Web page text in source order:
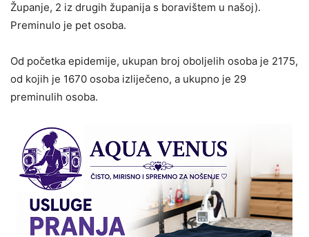
Županje, 2 iz drugih županija s boravištem u našoj).
Preminulo je pet osoba.
Od početka epidemije, ukupan broj oboljelih osoba je 2175,
od kojih je 1670 osoba izliječeno, a ukupno je 29
preminulih osoba.